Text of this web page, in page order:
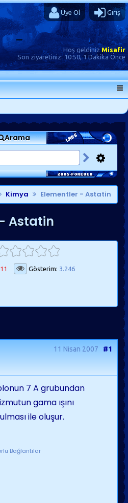
Üye Ol Giriş
Hoş geldinizMisafir
Son ziyaretiniz: 10:50, 1 Dakika Önce
Arama
Kimya Elementler - Astatin
Astatin
Gösterim: 3.246
11 Nisan 2007 #1
7 A grubundan
gama ışını
ile oluşur.
Bağlantılar